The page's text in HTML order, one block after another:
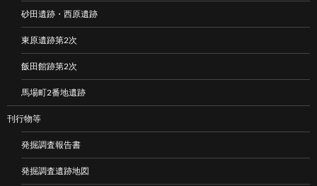
砂田遺跡・西原遺跡
東原遺跡第2次
飯田館跡第2次
馬場町2番地遺跡
刊行物等
発掘調査報告書
発掘調査遺跡地図